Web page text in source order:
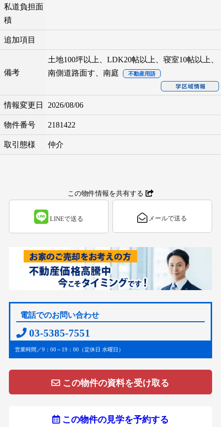
私道負担面
積
追加項目
備考
土地100坪以上、LDK20帖以上、寝室10帖以上、
南側道路面す、南庭
不動産用語
情報変更日 2026/08/06
物件番号 2181422
取引態様 仲介
この物件情報を共有する
LINEで送る メールで送る
電話でのお問い合わせ
03-5385-7551
営業時間／9：00～19：00（定休日 水曜日）
この物件の資料を受け取る
この物件の見学を予約する